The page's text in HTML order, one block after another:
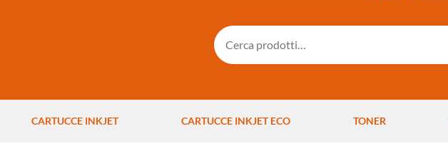
CARTUCCE INKJET CARTUCCE INKJET ECO TONER